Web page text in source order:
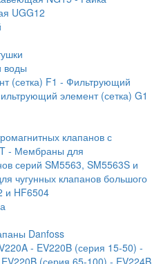
UGG12
воды
(сетка) F1 - Фильтрующий
элемент (сетка) G1
клапанов с
- Мембраны для
серий SM5563, SM5563S и
чугунных клапанов большого
и HF6504
Danfoss
- EV220B (серия 15-50) -
(серия 65-100) - EV224B